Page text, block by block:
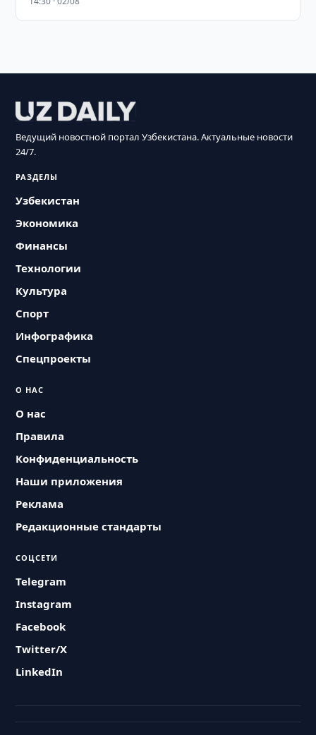
Ведущий новостной портал Узбекистана. Актуальные новости
24/7.
РАЗДЕЛЫ
Узбекистан
Экономика
Финансы
Технологии
Культура
Спорт
Инфографика
Спецпроекты
О НАС
О нас
Правила
Конфиденциальность
Наши приложения
Реклама
Редакционные стандарты
СОЦСЕТИ
Telegram
Instagram
Facebook
Twitter/X
LinkedIn